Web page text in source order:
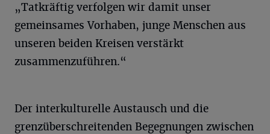
„Tatkräftig verfolgen wir damit unser
gemeinsames Vorhaben, junge Menschen aus
unseren beiden Kreisen verstärkt
zusammenzuführen.“
Der interkulturelle Austausch und die
grenzüberschreitenden Begegnungen zwischen